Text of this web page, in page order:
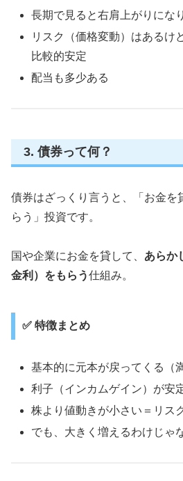
長期で見ると右肩上がりにな
リスク（価格変動）はあるけ
比較的安定
配当も多少ある
3. 債券って何？
債券はざっくり言うと、「お金を
らう」投資です。
国や企業にお金を貸して、 あらか
金利）をもらう仕組み。
✅ 特徴まとめ
基本的に元本が戻ってくる（
利子（インカムゲイン）が安
株より値動きが小さい＝リス
でも、大きく増えるわけじゃ